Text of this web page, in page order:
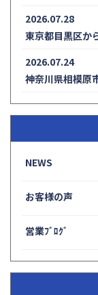
2026.07.28
東京都目黒区か
2026.07.24
神奈川県相模原
NEWS
お客様の声
営業ﾌﾞﾛｸﾞ